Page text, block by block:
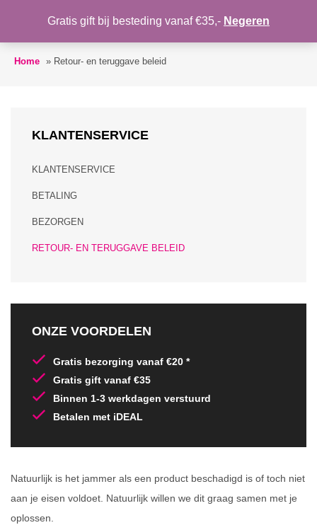
Toggle
MIJN ACCOUNT VERLANGLIJST
Home » Retour- en teruggave beleid
KLANTENSERVICE
KLANTENSERVICE
BETALING
BEZORGEN
RETOUR- EN TERUGGAVE BELEID
ONZE VOORDELEN
Gratis bezorging vanaf €20 *
Gratis gift vanaf €35
Binnen 1-3 werkdagen verstuurd
Betalen met iDEAL
Natuurlijk is het jammer als een product beschadigd is of toch niet
aan je eisen voldoet. Natuurlijk willen we dit graag samen met je
oplossen.
Gratis gift bij besteding vanaf €35,- Negeren